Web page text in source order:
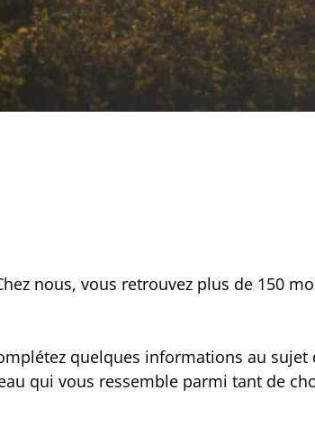
nous, vous retrouvez plus de 150
quelques informations au sujet
qui vous ressemble parmi tant de